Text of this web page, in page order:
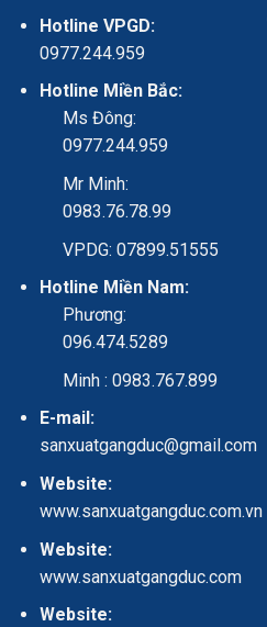
Hotline VPGD:
0977.244.959
Hotline Miền Bắc:
Ms Đông:
0977.244.959
Mr Minh:
0983.76.78.99
VPDG: 07899.51555
Hotline Miền Nam:
Phương:
096.474.5289
Minh : 0983.767.899
E-mail:
sanxuatgangduc@gmail.com
Website:
www.sanxuatgangduc.com.vn
Website:
www.sanxuatgangduc.com
Website: